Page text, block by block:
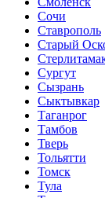
Сочи
Ставрополь
Старый
Сургут
Сызрань
Сыктывкар
Таганрог
Тамбов
Тверь
Тольятти
Томск
Тула